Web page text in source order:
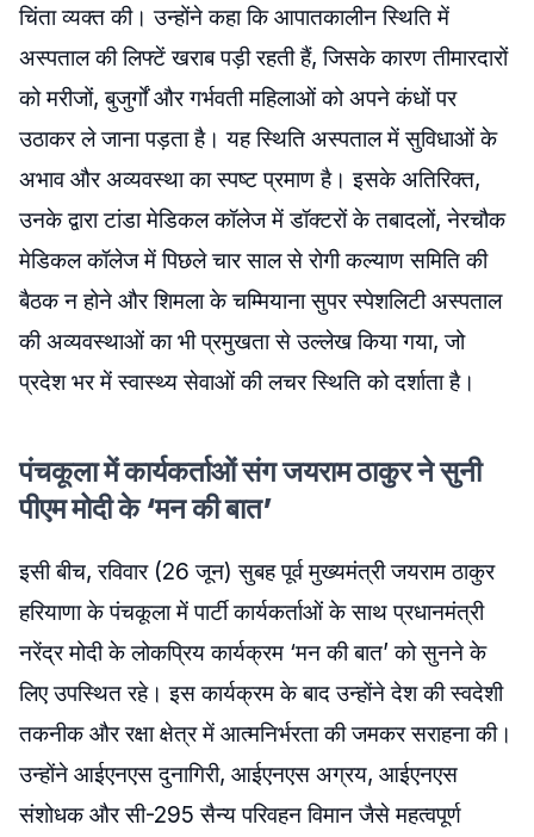
चिंता व्यक्त की। उन्होंने कहा कि आपातकालीन स्थिति में
अस्पताल की लिफ्टें खराब पड़ी रहती हैं, जिसके कारण तीमारदारों
को मरीजों, बुजुर्गों और गर्भवती महिलाओं को अपने कंधों पर
उठाकर ले जाना पड़ता है। यह स्थिति अस्पताल में सुविधाओं के
अभाव और अव्यवस्था का स्पष्ट प्रमाण है। इसके अतिरिक्त,
उनके द्वारा टांडा मेडिकल कॉलेज में डॉक्टरों के तबादलों, नेरचौक
मेडिकल कॉलेज में पिछले चार साल से रोगी कल्याण समिति की
बैठक न होने और शिमला के चम्मियाना सुपर स्पेशलिटी अस्पताल
की अव्यवस्थाओं का भी प्रमुखता से उल्लेख किया गया, जो
प्रदेश भर में स्वास्थ्य सेवाओं की लचर स्थिति को दर्शाता है।
पंचकूला में कार्यकर्ताओं संग जयराम ठाकुर ने सुनी
पीएम मोदी के ‘मन की बात’
इसी बीच, रविवार (26 जून) सुबह पूर्व मुख्यमंत्री जयराम ठाकुर
हरियाणा के पंचकूला में पार्टी कार्यकर्ताओं के साथ प्रधानमंत्री
नरेंद्र मोदी के लोकप्रिय कार्यक्रम ‘मन की बात’ को सुनने के
लिए उपस्थित रहे। इस कार्यक्रम के बाद उन्होंने देश की स्वदेशी
तकनीक और रक्षा क्षेत्र में आत्मनिर्भरता की जमकर सराहना की।
उन्होंने आईएनएस दुनागिरी, आईएनएस अग्रय, आईएनएस
संशोधक और सी-295 सैन्य परिवहन विमान जैसे महत्वपूर्ण